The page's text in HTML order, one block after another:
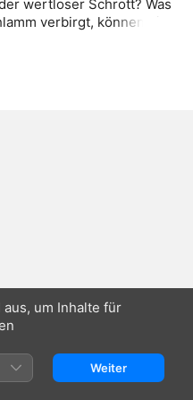
wertloser Schrott? Was
verbirgt, können die
aus und bündeln in
gebauten
Dutzend Helfer
aufschlagen. Deshalb
auch Küchenutensilien
aus, um Inhalte für
Weiter